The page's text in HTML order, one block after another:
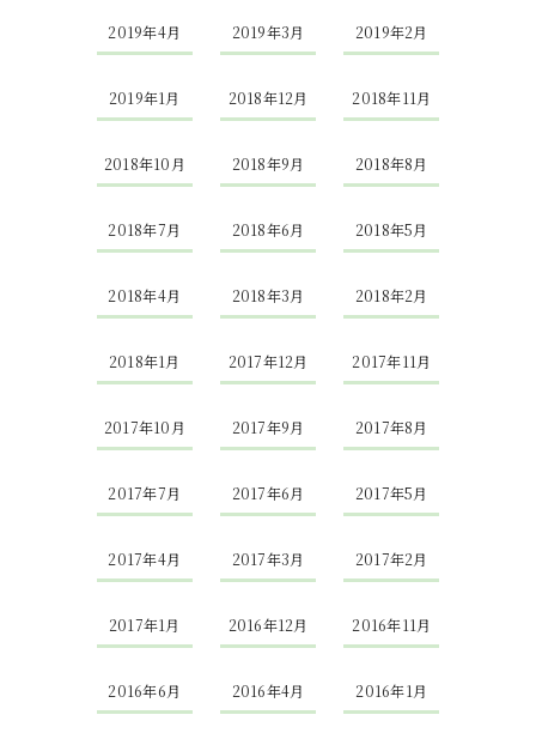
2019年4月 2019年3月 2019年2月
2019年1月 2018年12月 2018年11月
2018年10月 2018年9月 2018年8月
2018年7月 2018年6月 2018年5月
2018年4月 2018年3月 2018年2月
2018年1月 2017年12月 2017年11月
2017年10月 2017年9月 2017年8月
2017年7月 2017年6月 2017年5月
2017年4月 2017年3月 2017年2月
2017年1月 2016年12月 2016年11月
2016年6月 2016年4月 2016年1月